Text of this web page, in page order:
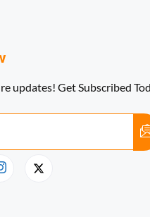
updates! Get Subscribed